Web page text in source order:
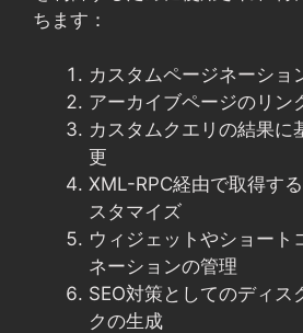
ちます：
カスタムページネーショ
アーカイブページのリン
カスタムクエリの結果に
更
XML-RPC経由で取得す
スタマイズ
ウィジェットやショート
ネーションの管理
SEO対策としてのディス
クの生成